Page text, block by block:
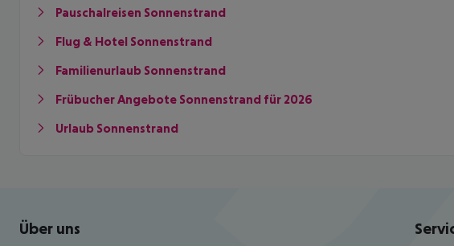
Pauschalreisen Sonnenstrand
Flug & Hotel Sonnenstrand
Familienurlaub Sonnenstrand
Frübucher Angebote Sonnenstrand für 2026
Urlaub Sonnenstrand
Footer navigation
Über uns